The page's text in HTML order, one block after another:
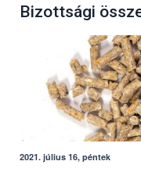
Bizottsági
2021. július 16, péntek